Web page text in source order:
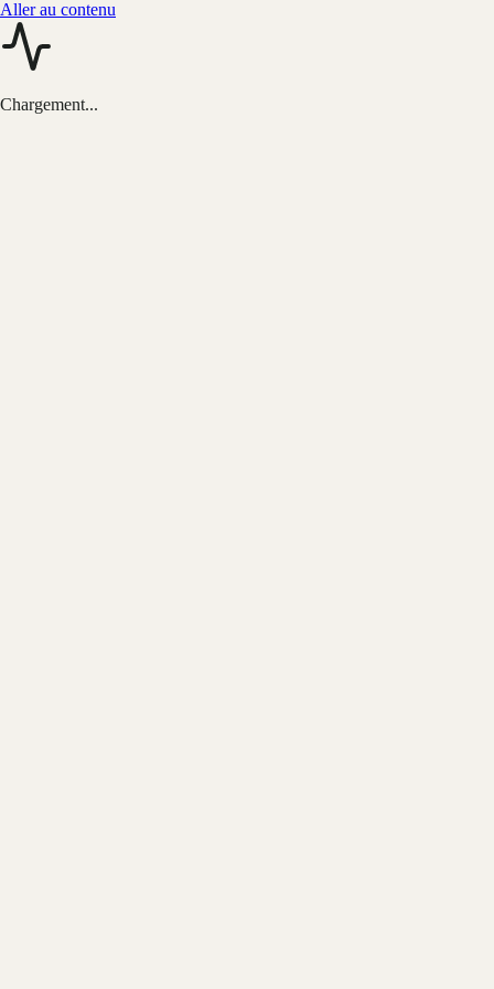
Aller au contenu
Chargement...